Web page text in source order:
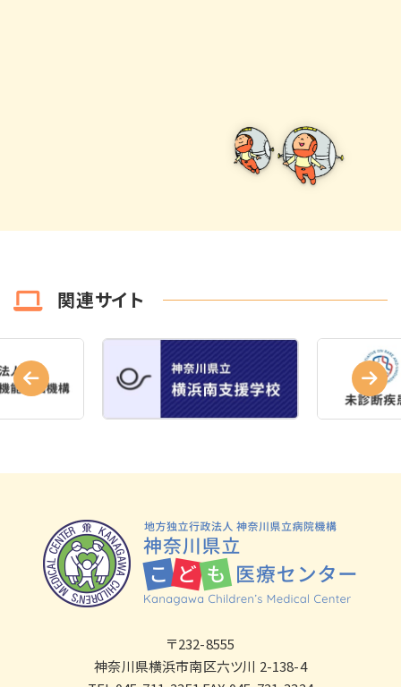
関連サイト
〒232-8555
神奈川県横浜市南区六ツ川 2-138-4